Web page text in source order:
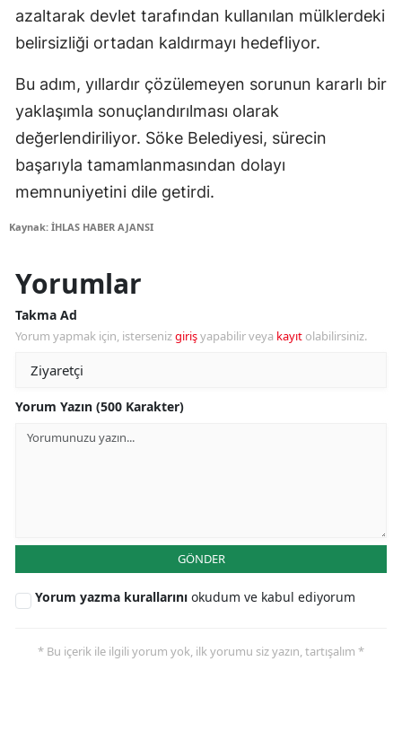
azaltarak devlet tarafından kullanılan mülklerdeki
belirsizliği ortadan kaldırmayı hedefliyor.
Bu adım, yıllardır çözülemeyen sorunun kararlı bir
yaklaşımla sonuçlandırılması olarak
değerlendiriliyor. Söke Belediyesi, sürecin
başarıyla tamamlanmasından dolayı
memnuniyetini dile getirdi.
Kaynak: İHLAS HABER AJANSI
Yorumlar
Takma Ad
Yorum yapmak için, istersenizgirişyapabilir veya kayıt olabilirsiniz.
Yorum Yazın (500 Karakter)
GÖNDER
Yorum yazma kurallarını okudum ve kabul ediyorum
* Bu içerik ile ilgili yorum yok, ilk yorumu siz yazın, tartışalım *